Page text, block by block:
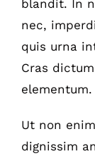
blandit. In
nec,
quis urna
Cras
elementum.
Ut non
dignissim